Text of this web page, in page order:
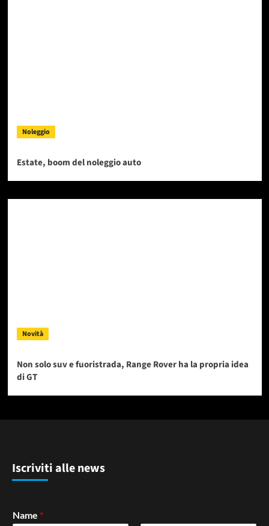
Noleggio
Estate, boom del noleggio auto
Novità
Non solo suv e fuoristrada, Range Rover ha la propria idea
di GT
Iscriviti alle news
Name *